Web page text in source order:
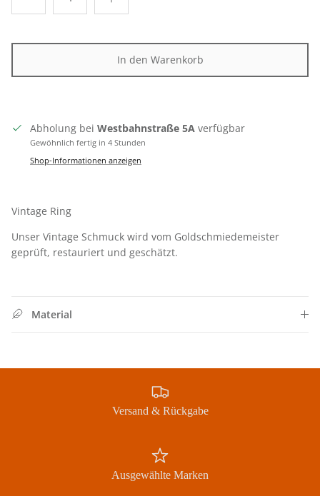
In den Warenkorb
Abholung bei Westbahnstraße 5A verfügbar
Gewöhnlich fertig in 4 Stunden
Shop-Informationen anzeigen
Vintage Ring
Unser Vintage Schmuck wird vom Goldschmiedemeister
geprüft, restauriert und geschätzt.
Material
Versand & Rückgabe
Ausgewählte Marken